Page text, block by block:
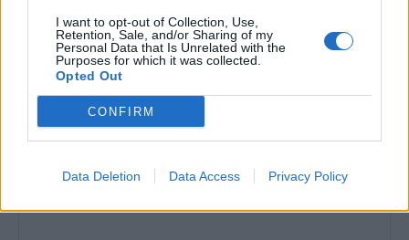
I want to opt-out of Collection, Use,
Retention, Sale, and/or Sharing of my
Personal Data that Is Unrelated with the
Purposes for which it was collected.
Opted Out
CONFIRM
Data Deletion Data Access Privacy Policy
HOZZÁSZÓLOK A CIKKHEZ